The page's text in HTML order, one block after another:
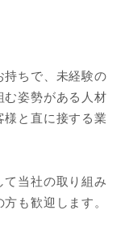
持ちで、未経験の
む姿勢がある人材
様と直に接する業
当社の取り組み
も歓迎します。